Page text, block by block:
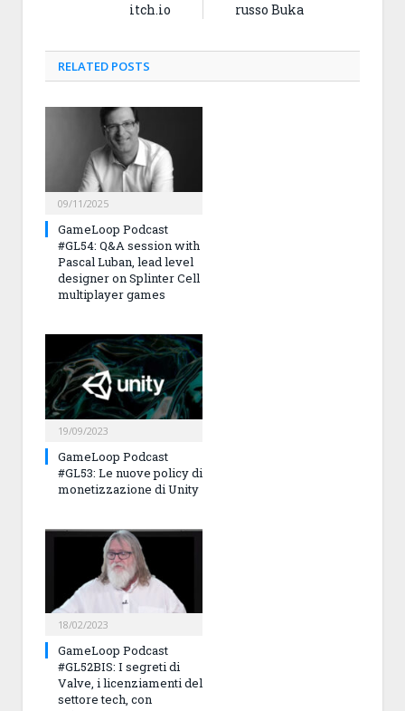
itch.io
russo Buka
RELATED POSTS
09/11/2025
GameLoop Podcast
#GL54: Q&A session with
Pascal Luban, lead level
designer on Splinter Cell
multiplayer games
19/09/2023
GameLoop Podcast
#GL53: Le nuove policy di
monetizzazione di Unity
18/02/2023
GameLoop Podcast
#GL52BIS: I segreti di
Valve, i licenziamenti del
settore tech, con